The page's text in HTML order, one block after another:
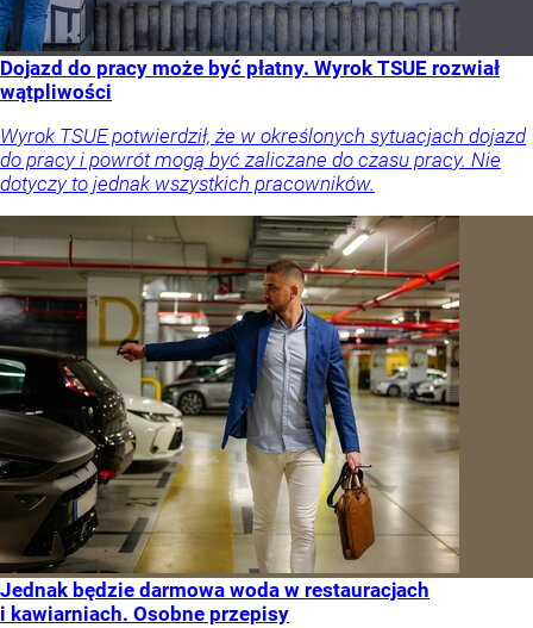
Dojazd do pracy może być płatny. Wyrok TSUE rozwiał
wątpliwości
Wyrok TSUE potwierdził, że w określonych sytuacjach dojazd
do pracy i powrót mogą być zaliczane do czasu pracy. Nie
dotyczy to jednak wszystkich pracowników.
Jednak będzie darmowa woda w restauracjach
i kawiarniach. Osobne przepisy